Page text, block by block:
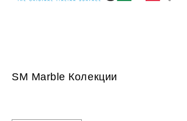
SM Marble Колекции